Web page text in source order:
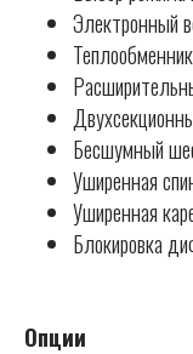
Электронный
Теплообменник
Бесшумный
Уширенная
Уширенная
Блокировка
Опции